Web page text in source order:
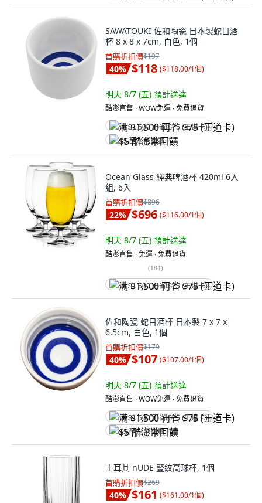
SAWATOUKI 佐和陶瓷 日本製蛇目酒
杯 8 x 8 x 7cm, 白色, 1個
首購折扣價$197
40% $118 ($118.00/1個)
明天 8/7 (五) 預計送達
酷澎直售 ∙ WOW免運 ∙ 免費退貨
满 $1,500 再省 $75 (王道卡)
$5 酷澎幣回饋
Ocean Glass 經典啤酒杯 420ml 6入
組, 6入
首購折扣價$896
22% $696 ($116.00/1個)
明天 8/7 (五) 預計送達
酷澎直售 ∙ 免運 ∙ 免費退貨
(184)
满 $1,500 再省 $75 (王道卡)
佐和陶瓷 蛇目酒杯 日本製 7 x 7 x
6.5cm, 白色, 1個
首購折扣價$179
40% $107 ($107.00/1個)
明天 8/7 (五) 預計送達
酷澎直售 ∙ WOW免運 ∙ 免費退貨
满 $1,500 再省 $75 (王道卡)
$5 酷澎幣回饋
土耳其 nUDE 豎紋高球杯, 1個
首購折扣價$269
40% $161 ($161.00/1個)